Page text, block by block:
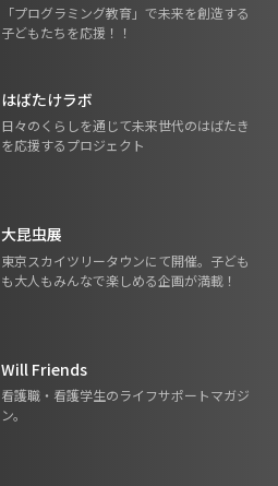
「プログラミング教育」で未来を創造する
子どもたちを応援！！
はばたけラボ
日々のくらしを通じて未来世代のはばたき
を応援するプロジェクト
大昆虫展
東京スカイツリータウンにて開催。子ども
も大人もみんなで楽しめる企画が満載！
Will Friends
看護職・看護学生のライフサポートマガジ
ン。